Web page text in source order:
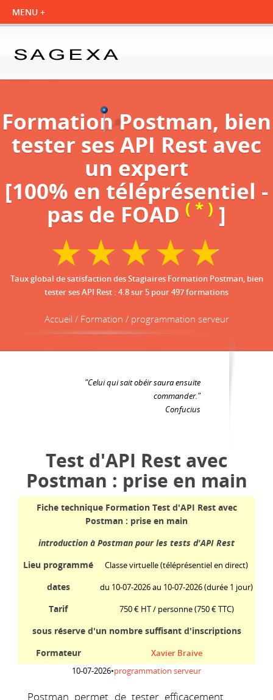
Formation Postman, bien
tester ses API Rest avec
un expert
[100% en téléprésentiel -
pas de FOAD ( * ) ]
Taux global de satisfaction des Stagiaires Formation Postman, bien
tester ses API Rest : 4.8sur5 pour497formations
Accueil / Formation / programmation serveur
"Celui qui sait obéir saura ensuite
commander."
Confucius
Test d'API Rest avec
Postman : prise en main
Fiche technique Formation Test d'API Rest avec
Postman : prise en main
introduction à Postman pour les tests d'API Rest
Lieu programmé
Classe virtuelle (téléprésentiel en direct)
dates du 10-07-2026 au 10-07-2026 (durée 1 jour)
Tarif 750 € HT / personne(750 € TTC)
sous réserve d'un nombre suffisant d'inscriptions
Formateur
Xavier Braive
10-07-2026•programmation serveur
Postman permet de tester efficacement